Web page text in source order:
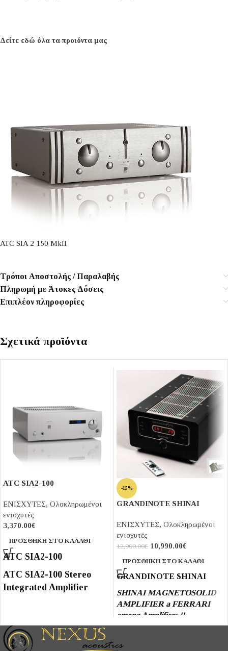
Δείτε εδώ όλα τα προιόντα μας
ATC SIA 2 150 MkII
Τρόποι Αποστολής / Παραλαβής
Πληρωμή με Άτοκες Δόσεις
Επιπλέον πληροφορίες
Σχετικά προϊόντα
ATC SIA2-100
ΕΝΙΣΧΥΤΕΣ, Ολοκληρωμένοι
ενισχυτές
3,370.00€
ΠΡΟΣΘΉΚΗ ΣΤΟ ΚΑΛΆΘΙ
ATC SIA2-100
ATC SIA2-100 Stereo
Integrated Amplifier
offering high power
output and exceptional
-15%
GRANDINOTE SHINAI
ΕΝΙΣΧΥΤΕΣ, Ολοκληρωμένοι
ενισχυτές
12,900.00€ 10,990.00€
ΠΡΟΣΘΉΚΗ ΣΤΟ ΚΑΛΆΘΙ
GRANDINOTE SHINAI
SHINAI MAGNETOSOLID
AMPLIFIER a FERRARI
among Amplifiers !!
AMPLIFIERS = Τransistor